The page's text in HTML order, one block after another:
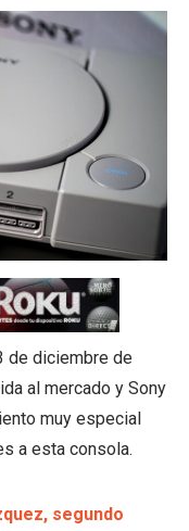
de diciembre de
al mercado y Sony
muy especial
a esta consola.
segundo